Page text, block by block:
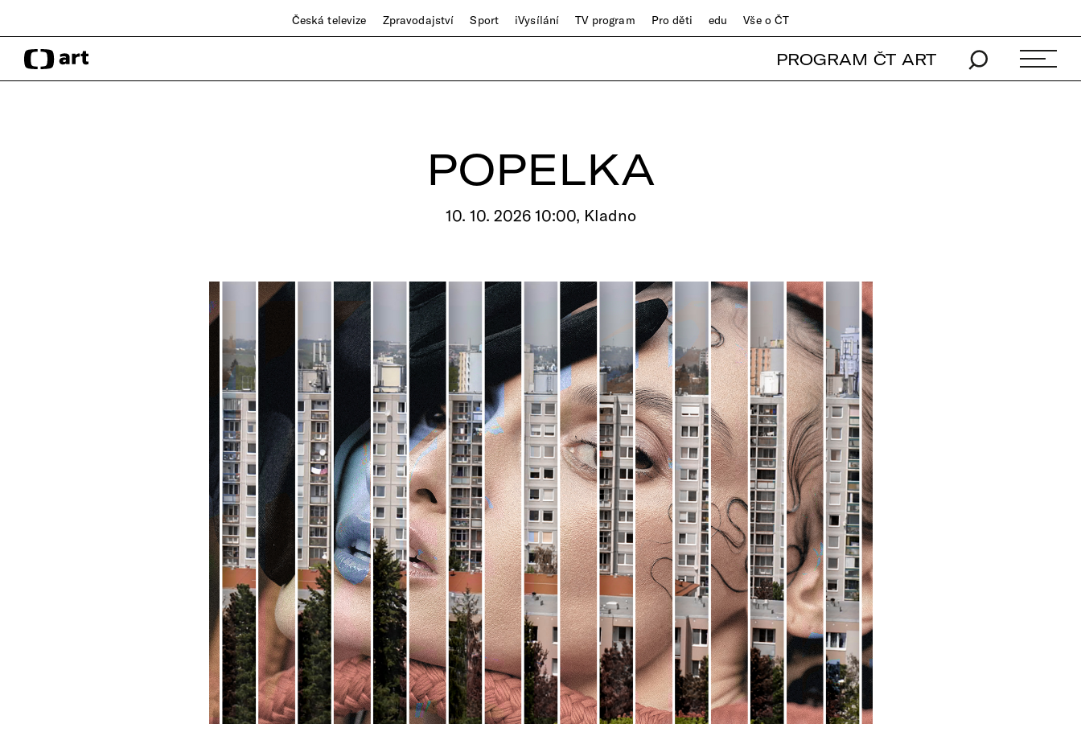
Česká televize Zpravodajství Sport iVysílání TV program Pro děti edu Vše o ČT
PROGRAM ČT ART
POPELKA
10. 10. 2026 10:00, Kladno